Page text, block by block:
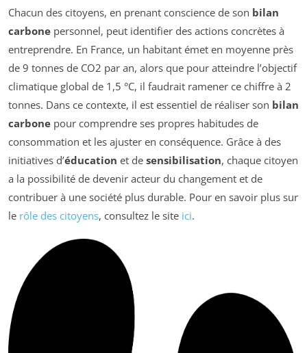
Chacun des citoyens, en prenant conscience de son bilan
carbone personnel, peut identifier des actions concrètes à
entreprendre. En France, un habitant émet en moyenne près
de 9 tonnes de CO2 par an, alors que pour atteindre l’objectif
climatique global de 1,5 °C, il faudrait ramener ce chiffre à 2
tonnes. Dans ce contexte, il est essentiel de réaliser son bilan
carbone pour comprendre ses propres habitudes de
consommation et les ajuster en conséquence. Grâce à des
initiatives d’éducation et de sensibilisation, chaque citoyen
a la possibilité de devenir acteur du changement et de
contribuer à une société plus durable. Pour en savoir plus sur
le rôle des citoyens, consultez le site ici.